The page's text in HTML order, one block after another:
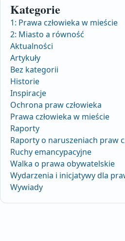
Kategorie
1: Prawa człowieka w mieście
2: Miasto a równość
Aktualności
Artykuły
Bez kategorii
Historie
Inspiracje
Ochrona praw człowieka
Prawa człowieka w mieście
Raporty
Raporty o naruszeniach praw
Ruchy emancypacyjne
Walka o prawa obywatelskie
Wydarzenia i inicjatywy dla
Wywiady